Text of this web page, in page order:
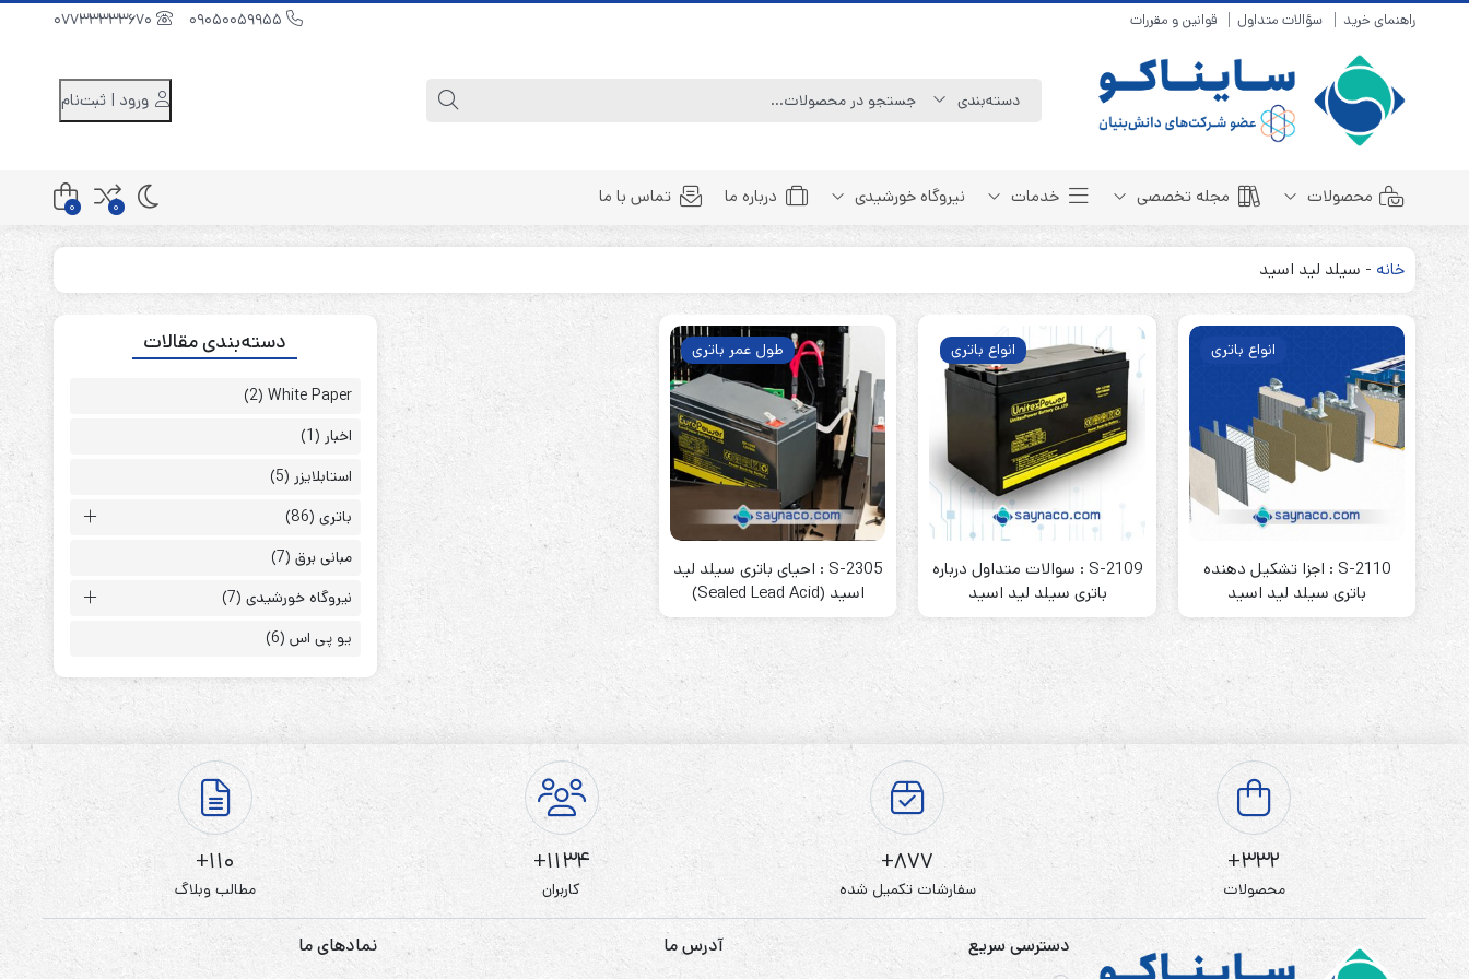
راهنمای خرید سؤالات متداول قوانین و مقررات
ورود | ثبت‌نام
محصولات
باتری سیلد لید اسید
باتری 6 ولت
باتری 12 ولت
باتری لیتیوم
باتری نیکل کادمیوم
باتری نیکل متال هیدرید
باتری آلکالاین
Line Interactive (Simulated Sine Wave)
Line Interactive (Pure Sine Wave)
Double Conversion (1:1)
Double Convertion (3:1)
Double Conversion (3:3)
کابینت باتری 48 ولت
کابینت باتری 96 ولت
کابینت باتری 240 ولت
سلاموند
موریسل
کینگ بت
یونیتکس پاور
STB
Prince
سروو موتوری
ZTY
ابزارهای مدیریت یوپی‌اس
تابلوی بای پس
ترانس ایزوله
مجله تخصصی
مبانی باتری
انواع باتری
تست و کنترل
طول عمر باتری
باتری هوشمند
بسته بندی و ایمنی
روش های شارژ
روش های تخلیه
خدمات نیروگاه خورشیدی درباره ما تماس با ما
0
0
خانه - سیلد لید اسید
انواع باتری
S-2110 : اجزا تشکیل دهنده
باتری سیلد لید اسید
انواع باتری
S-2109 : سوالات متداول درباره
باتری سیلد لید اسید
طول عمر باتری
S-2305 : احیای باتری سیلد لید
اسید (Sealed Lead Acid)
دسته‌بندی مقالات
White Paper
(2)
اخبار (1)
استابلایزر (5)
باتری(86)
مبانی برق(7)
نیروگاه خورشیدی(7)
یو پی اس(6)
332+
محصولات
877+
سفارشات تکمیل شده
1134+
کاربران
110+
مطالب وبلاگ
دسترسی سریع آدرس ما نمادهای ما